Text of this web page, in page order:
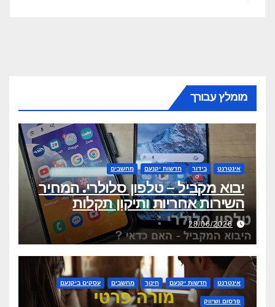
מומלץ עבורך
אינטרנט בידור חדשות יקנעם מחשבים
יבוא מקביל – טלפון סלולרי. המחיר
השירות אחריות ותיקון תקלות
28/06/2026
אינטרנט חדשות יקנעם חינוך מחשבים עסקים ביקנעם
פרסום ושיווק